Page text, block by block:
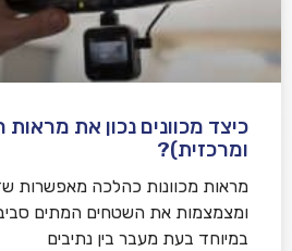
כיצד מכוונים נכון את
ומרכזית)?
מראות מכוונות כהלכה מאפשרות
ומצמצמות את השטחים המתים
במיוחד בעת מעבר בין נתיבים